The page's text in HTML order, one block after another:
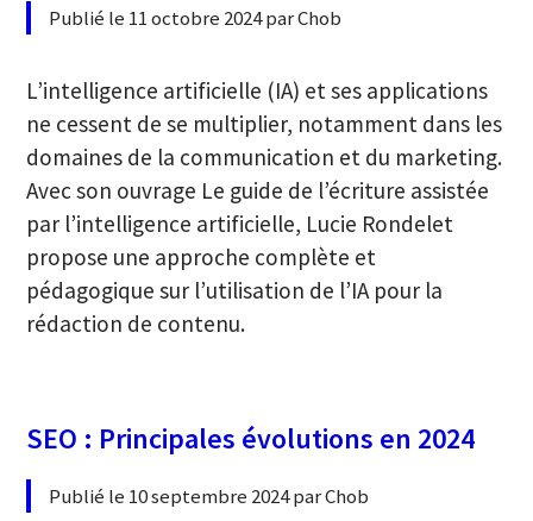
Publié le 11 octobre 2024 par Chob
L’intelligence artificielle (IA) et ses applications
ne cessent de se multiplier, notamment dans les
domaines de la communication et du marketing.
Avec son ouvrage Le guide de l’écriture assistée
par l’intelligence artificielle, Lucie Rondelet
propose une approche complète et
pédagogique sur l’utilisation de l’IA pour la
rédaction de contenu.
SEO : Principales évolutions en 2024
Publié le 10 septembre 2024 par Chob